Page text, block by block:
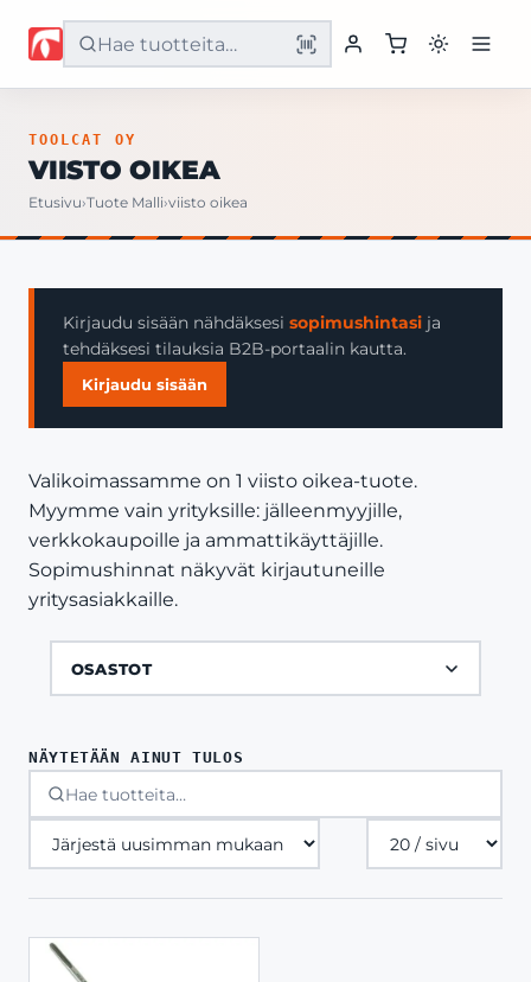
Etusivu
Yritys
Yhteystiedot
TOOLCAT OY
VIISTO OIKEA
Etusivu›Tuote Malli›viisto oikea
Kirjaudu sisään nähdäksesi sopimushintasi ja
tehdäksesi tilauksia B2B-portaalin kautta.
Kirjaudu sisään
Valikoimassamme on 1 viisto oikea-tuote.
Myymme vain yrityksille: jälleenmyyjille,
verkkokaupoille ja ammattikäyttäjille.
Sopimushinnat näkyvät kirjautuneille
yritysasiakkaille.
OSASTOT
NÄYTETÄÄN AINUT TULOS
Tuotteita
sivulla